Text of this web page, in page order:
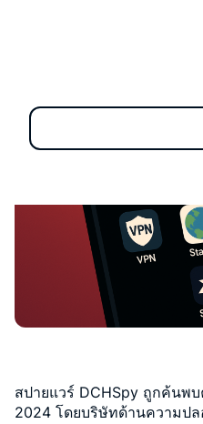
สปายแวร์ DCHSpy ถูกค้นพ
2024 โดยบริษัทด้านความปล